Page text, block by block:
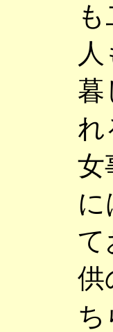
暮
れ
女
て
供